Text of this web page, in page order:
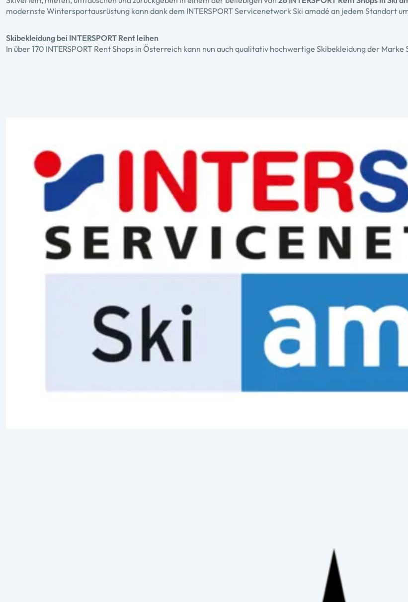
modernste Wintersportausrüstung kann dank dem INTERSPORT Servicenetwork Ski amadé an jedem Standort
Skibekleidung bei INTERSPORT Rent leihen
In über 170 INTERSPORT Rent Shops in Österreich kann nun auch qualitativ hochwertige Skibekleidung der